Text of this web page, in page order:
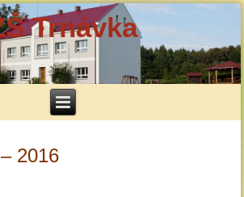
Trnávka
2016